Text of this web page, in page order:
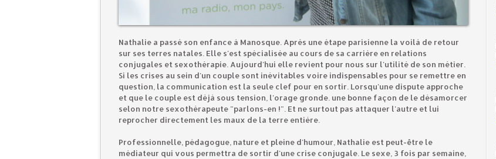
Nathalie a passé son enfance à Manosque. Après une étape parisienne la voilà de retour
sur ses terres natales. Elle s'est spécialisée au cours de sa carrière en relations
conjugales et sexothérapie. Aujourd'hui elle revient pour nous sur l'utilité de son métier.
Si les crises au sein d'un couple sont inévitables voire indispensables pour se remettre en
question, la communication est la seule clef pour en sortir. Lorsqu'une dispute approche
et que le couple est déjà sous tension, l'orage gronde. une bonne façon de le désamorcer
selon notre sexothérapeute "parlons-en !". Et ne surtout pas attaquer l'autre et lui
reprocher directement les maux de la terre entière.
Professionnelle, pédagogue, nature et pleine d'humour, Nathalie est peut-être le
médiateur qui vous permettra de sortir d'une crise conjugale. Le sexe, 3 fois par semaine,